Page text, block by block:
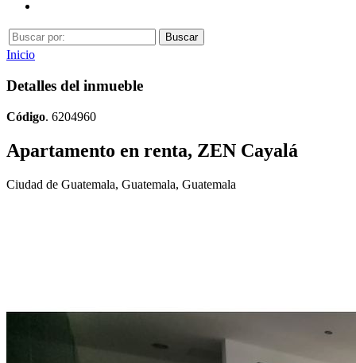
Inicio
Detalles del inmueble
Código. 6204960
Apartamento en renta, ZEN Cayalá
Ciudad de Guatemala, Guatemala, Guatemala